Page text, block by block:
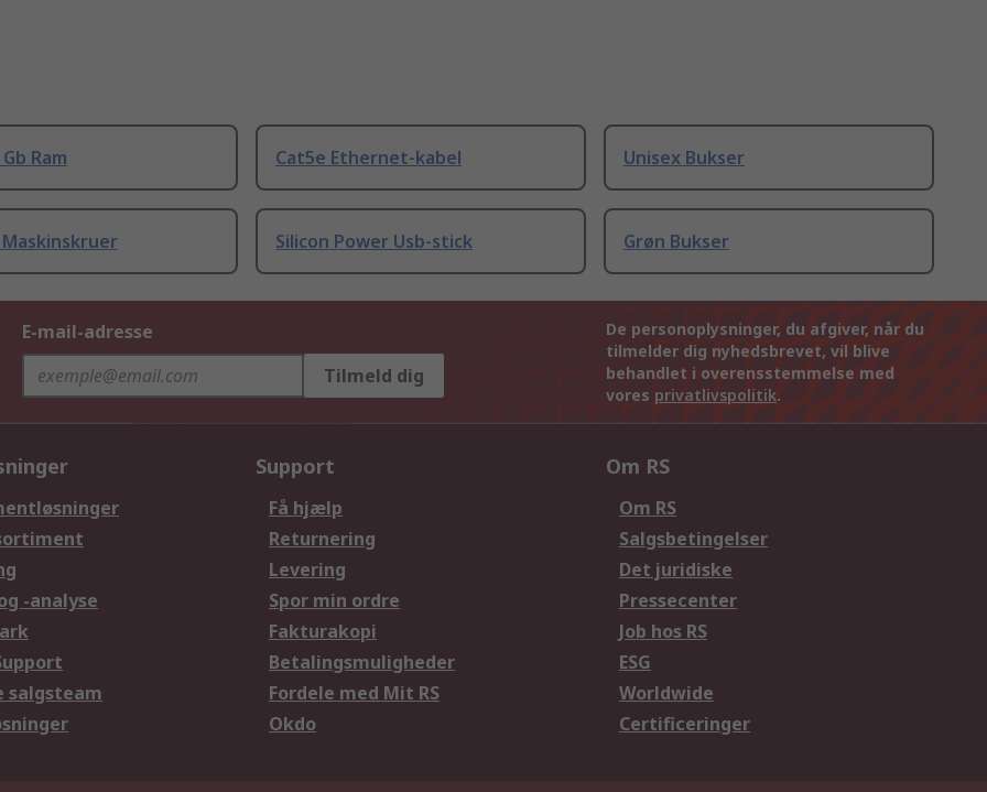
Ram Cat5e Ethernet-kabel Unisex Bukser
Silicon Power Usb-stick Grøn Bukser
E-mail-adresse
Tilmeld dig
De personoplysninger, du afgiver, når du
tilmelder dig nyhedsbrevet, vil blive
behandlet i overensstemmelse med
vores privatlivspolitik.
-analyse
salgsteam
Support
Få hjælp
Returnering
Levering
Spor min ordre
Fakturakopi
Betalingsmuligheder
Fordele med Mit RS
Okdo
Om RS
Om RS
Salgsbetingelser
Det juridiske
Pressecenter
Job hos RS
ESG
Worldwide
Certificeringer